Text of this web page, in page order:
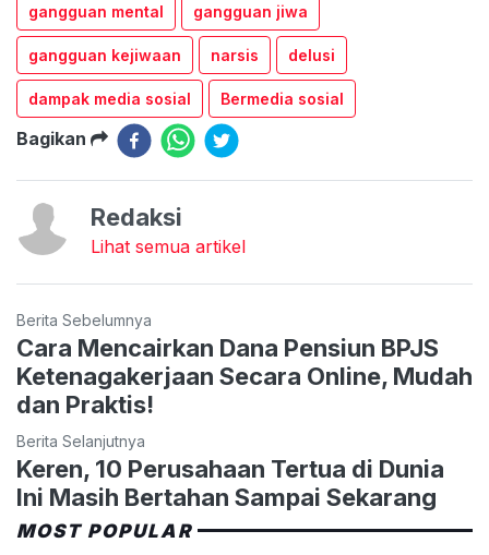
gangguan mental gangguan jiwa
gangguan kejiwaan narsis delusi
dampak media sosial Bermedia sosial
Bagikan
Redaksi
Lihat semua artikel
Berita Sebelumnya
Cara Mencairkan Dana Pensiun BPJS
Ketenagakerjaan Secara Online, Mudah
dan Praktis!
Berita Selanjutnya
Keren, 10 Perusahaan Tertua di Dunia
Ini Masih Bertahan Sampai Sekarang
MOST POPULAR